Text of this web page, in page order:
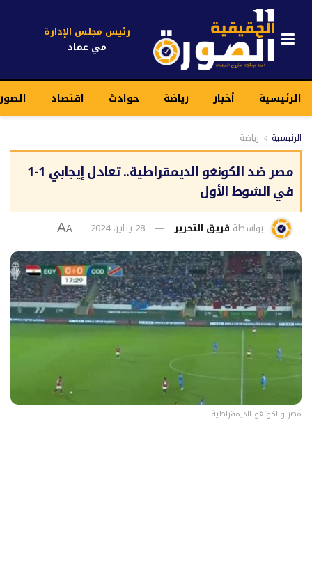
رئيس مجلس الإدارة
مي عماد
الرئيسية أخبار رياضة حوادث اقتصاد
الرئيسية رياضة
مصر ضد الكونغو الديمقراطية.. تعادل إيجابي 1-1
في الشوط الأول
بواسطة فريق التحرير 28 يناير، 2024 A
A
مصر والكونغو الديمقراطية